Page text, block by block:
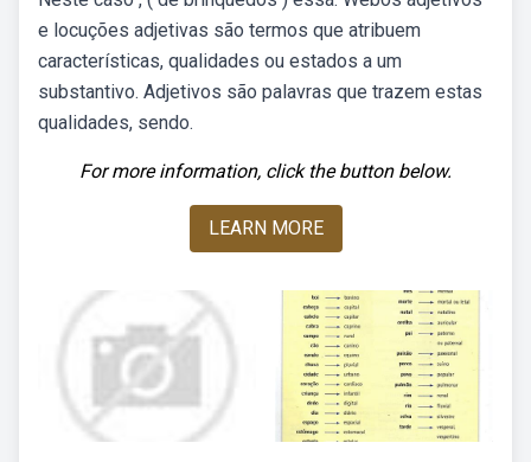
e locuções adjetivas são termos que atribuem
características, qualidades ou estados a um
substantivo. Adjetivos são palavras que trazem estas
qualidades, sendo.
For more information, click the button below.
LEARN MORE